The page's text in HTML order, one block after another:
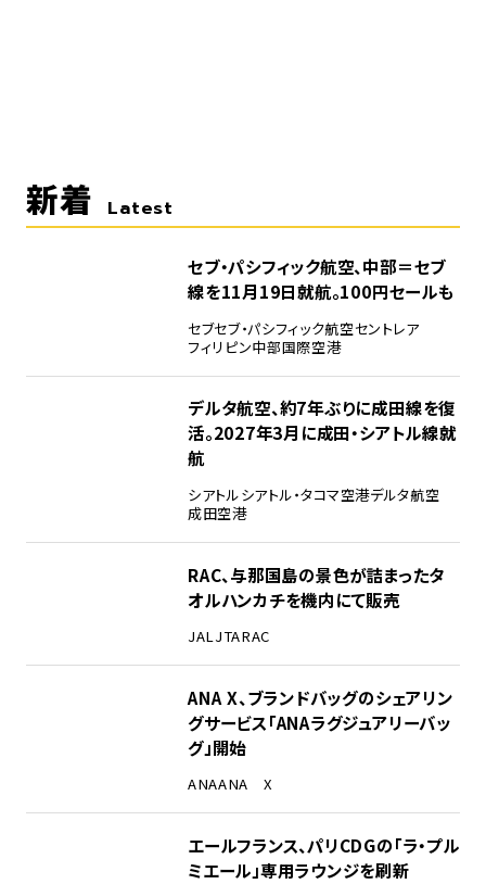
新着 Latest
セブ・パシフィック航空、中部＝セブ
線を11月19日就航。100円セールも
セブセブ・パシフィック航空セントレア
フィリピン中部国際空港
デルタ航空、約7年ぶりに成田線を復
活。2027年3月に成田・シアトル線就
航
シアトルシアトル・タコマ空港デルタ航空
成田空港
RAC、与那国島の景色が詰まったタ
オルハンカチを機内にて販売
JALJTARAC
ANA X、ブランドバッグのシェアリン
グサービス「ANAラグジュアリーバッ
グ」開始
ANAANA X
エールフランス、パリCDGの「ラ・プル
ミエール」専用ラウンジを刷新